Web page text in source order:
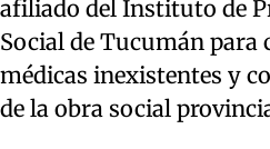
afiliado del Instituto de
Social de Tucumán para
médicas inexistentes y
de la obra social